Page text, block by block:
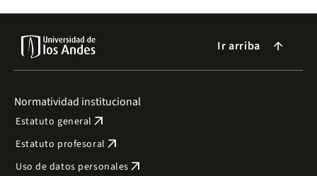
Ir arriba arrow_forward
Normatividad institucional
Estatuto general arrow_outward
Estatuto profesoral arrow_outward
Uso de datos personales arrow_outward